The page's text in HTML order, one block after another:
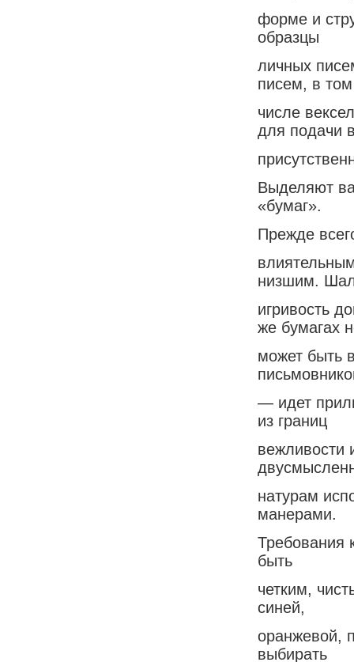
форме и
образцы
личных
писем, в том
числе
для подачи
Выделяют
«бумаг».
Прежде
низшим.
игривость
же бумагах
может быть
— идет
из границ
вежливости
натурам
манерами.
Требования
быть
четким,
синей,
оранжевой,
выбирать